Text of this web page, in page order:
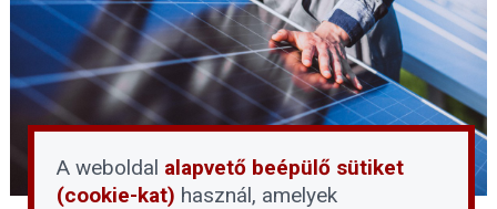
A weboldal alapvető beépülő sütiket
(cookie-kat) használ, amelyek